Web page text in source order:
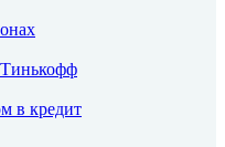
Тинькофф
в кредит